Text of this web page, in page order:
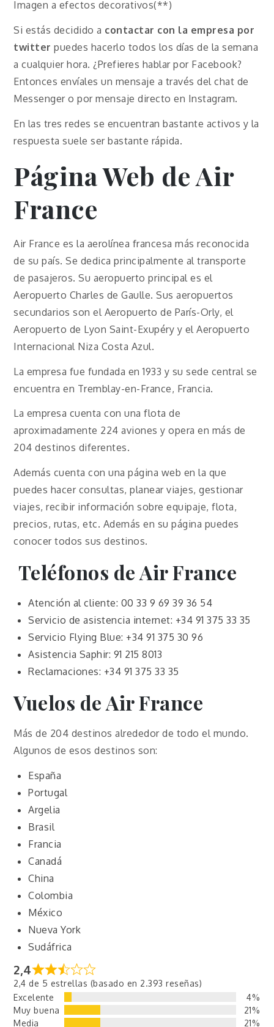
Imagen a efectos decorativos(**)
Si estás decidido a contactar con la empresa por
twitter puedes hacerlo todos los días de la semana
a cualquier hora. ¿Prefieres hablar por Facebook?
Entonces envíales un mensaje a través del chat de
Messenger o por mensaje directo en Instagram.
En las tres redes se encuentran bastante activos y la
respuesta suele ser bastante rápida.
Página Web de Air
France
Air France es la aerolínea francesa más reconocida
de su país. Se dedica principalmente al transporte
de pasajeros. Su aeropuerto principal es el
Aeropuerto Charles de Gaulle. Sus aeropuertos
secundarios son el Aeropuerto de París-Orly, el
Aeropuerto de Lyon Saint-Exupéry y el Aeropuerto
Internacional Niza Costa Azul.
La empresa fue fundada en 1933 y su sede central se
encuentra en Tremblay-en-France, Francia.
La empresa cuenta con una flota de
aproximadamente 224 aviones y opera en más de
204 destinos diferentes.
Además cuenta con una página web en la que
puedes hacer consultas, planear viajes, gestionar
viajes, recibir información sobre equipaje, flota,
precios, rutas, etc. Además en su página puedes
conocer todos sus destinos.
Teléfonos de Air France
Atención al cliente: 00 33 9 69 39 36 54
Servicio de asistencia internet: +34 91 375 33 35
Servicio Flying Blue: +34 91 375 30 96
Asistencia Saphir: 91 215 8013
Reclamaciones: +34 91 375 33 35
Vuelos de Air France
Más de 204 destinos alrededor de todo el mundo.
Algunos de esos destinos son:
España
Portugal
Argelia
Brasil
Francia
Canadá
China
Colombia
México
Nueva York
Sudáfrica
2,4
2,4 de 5 estrellas (basado en 2.393 reseñas)
Excelente
4%
Muy buena
21%
Media
21%